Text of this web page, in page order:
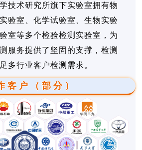
技术研究所旗下实验室拥有物
验室、化学试验室、生物实验
室等多个检验检测实验室，为
服务提供了坚固的支撑，检测
多行业客户检测需求。
客户（部分）